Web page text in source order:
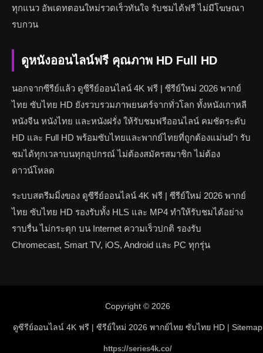
ทุกแนว อัพเดทตอนใหม่รวดเร็วทันใจ รับชมได้ฟรี ไม่มีโฆษณา
รบกวน
ดูหนังออนไลน์ฟรี คุณภาพ HD Full HD
นอกจากซีรีย์แล้ว ดูซีรีย์ออนไลน์ 4K ฟรี | ซีรีย์ใหม่ 2026 พากย์
ไทย ซับไทย HD ยังรวบรวมภาพยนตร์จากทั่วโลก ทั้งหนังเกาหลี
หนังจีน หนังไทย และหนังฝรั่ง ให้รับชมฟรีออนไลน์ คมชัดระดับ
HD และ Full HD พร้อมซับไทยและพากย์ไทยที่ถูกต้องแม่นยำ รับ
ชมได้ทุกเวลาบนทุกอุปกรณ์ ไม่ต้องสมัครสมาชิก ไม่ต้อง
ดาวน์โหลด
ระบบสตรีมมิ่งของ ดูซีรีย์ออนไลน์ 4K ฟรี | ซีรีย์ใหม่ 2026 พากย์
ไทย ซับไทย HD รองรับทั้ง HLS และ MP4 ทำให้รับชมได้อย่าง
ราบรื่น ไม่กระตุก บน Internet ความเร็วปกติ รองรับ
Chromecast, Smart TV, iOS, Android และ PC ทุกรุ่น
Copyright © 2026
ดูซีรีย์ออนไลน์ 4K ฟรี | ซีรีย์ใหม่ 2026 พากย์ไทย ซับไทย HD | Sitemap
https://series4k.co/